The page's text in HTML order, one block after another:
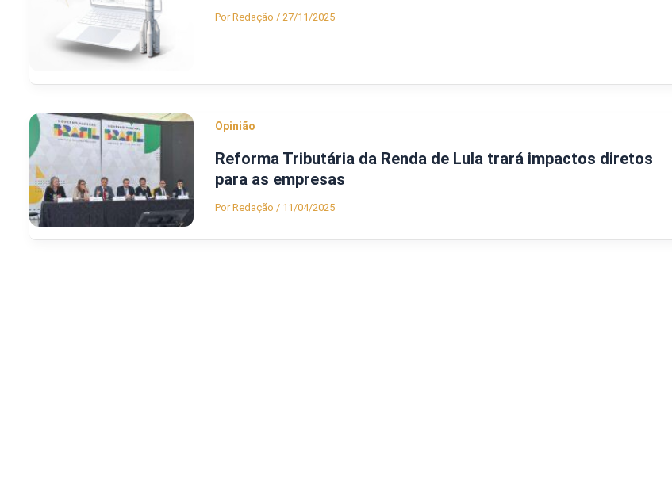
PorRedação / 27/11/2025
Opinião
Reforma Tributária da Renda de Lula trará impactos diretos
para as empresas
PorRedação / 11/04/2025